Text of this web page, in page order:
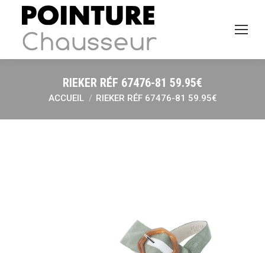
RIEKER RÉF 67476-81 59.95€
Vous êtes ici :
ACCUEIL RIEKER RÉF 67476-81 59.95€